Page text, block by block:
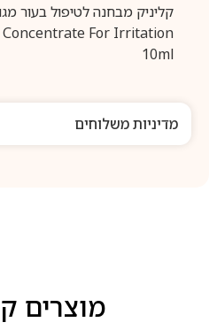
Concentrate For Irritation
10ml
מדיניות משלוחים
מוצרים